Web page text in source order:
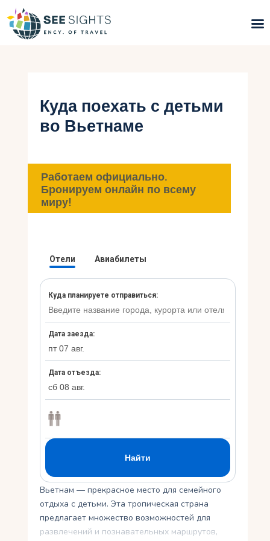
Горящие туры
Типы Туров
Инфо
Блог
Укр
Куда поехать с детьми
во Вьетнаме
Работаем официально.
Бронируем онлайн по всему
миру!
Вьетнам — прекрасное место для семейного
отдыха с детьми. Эта тропическая страна
предлагает множество возможностей для
развлечений и познавательных маршрутов,